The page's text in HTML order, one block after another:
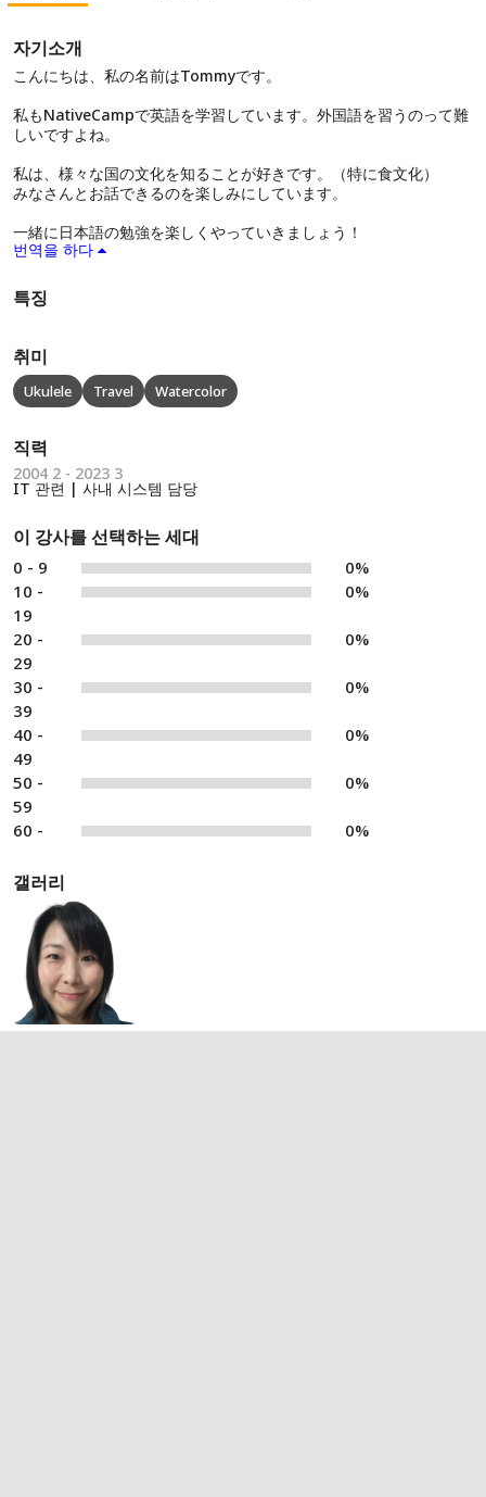
자기소개
こんにちは、私の名前はTommyです。
私もNativeCampで英語を学習しています。外国語を習うのって難
しいですよね。
私は、様々な国の文化を知ることが好きです。（特に食文化）
みなさんとお話できるのを楽しみにしています。
一緒に日本語の勉強を楽しくやっていきましょう！
번역을 하다
특징
취미
Ukulele Travel Watercolor
직력
2004 2 - 2023 3
IT 관련 | 사내 시스템 담당
이 강사를 선택하는 세대
0 - 9
0%
10 -
19
0%
20 -
29
0%
30 -
39
0%
40 -
49
0%
50 -
59
0%
60 - 0%
갤러리